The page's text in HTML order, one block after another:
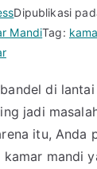
Dipublikasi
MandiTag:
pada
Merk
Pembersih
Kerak
Kamar
di
jadi
itu, Anda
mandi